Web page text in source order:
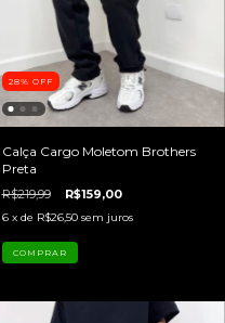
28% OFF
Calça Cargo Moletom Brothers
Preta
R$219,99 R$159,00
6 x de R$26,50 sem juros
COMPRAR